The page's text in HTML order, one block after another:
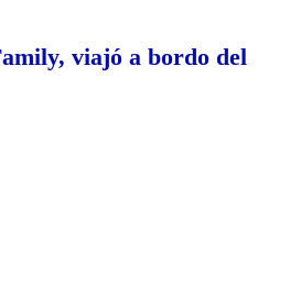
viajó a bordo del